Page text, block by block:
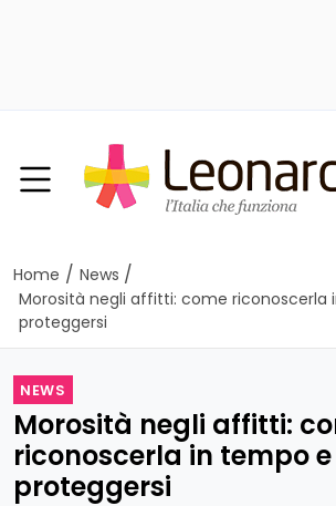
Home / News /
Morosità negli affitti: come riconoscerla
proteggersi
NEWS
Morosità negli affitti:
riconoscerla in tempo e
proteggersi